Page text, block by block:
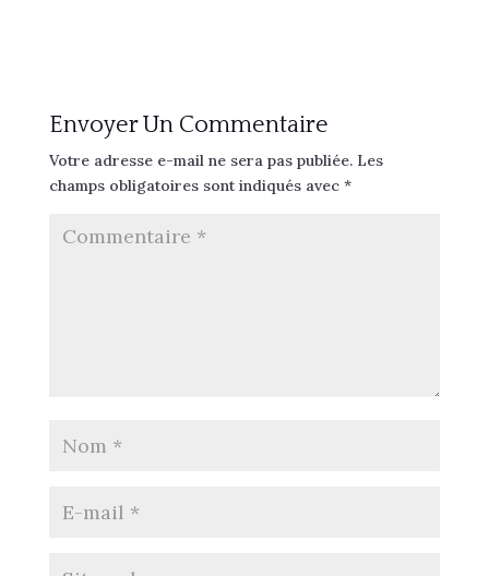
Envoyer Un Commentaire
Votre adresse e-mail ne sera pas publiée. Les
champs obligatoires sont indiqués avec *